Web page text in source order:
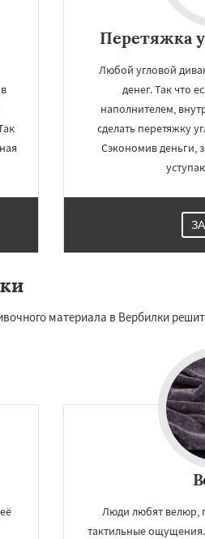
Перетяжка
Любой угловой
денег. Так что
наполнителем,
сделать перетяжку
Сэкономив деньги,
материала в Вербилки
Люди любят велюр,
тактильные